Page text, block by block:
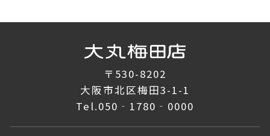
〒530-8202
大阪市北区梅田3-1-1
Tel.050‐1780‐0000